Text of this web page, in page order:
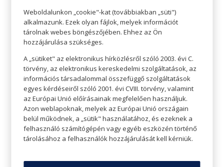
tudatosan!
Weboldalunkon „cookie"-kat (továbbiakban „süti")
alkalmazunk. Ezek olyan fájlok, melyek információt
tárolnak webes böngészőjében. Ehhez az Ön
hozzájárulása szükséges.
A „sütiket" az elektronikus hírközlésről szóló 2003. évi C.
törvény, az elektronikus kereskedelmi szolgáltatások, az
információs társadalommal összefüggő szolgáltatások
egyes kérdéseiről szóló 2001. évi CVIII. törvény, valamint
az Európai Unió előírásainak megfelelően használjuk.
Azon weblapoknak, melyek az Európai Unió országain
belül működnek, a „sütik" használatához, és ezeknek a
felhasználó számítógépén vagy egyéb eszközén történő
tárolásához a felhasználók hozzájárulását kell kérniük.